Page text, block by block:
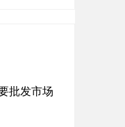
批发市场